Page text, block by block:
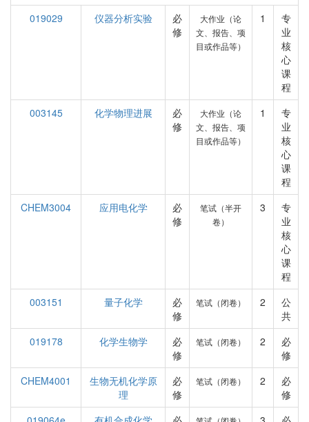
019029 仪器分析实验
必
修
大作业（论
文、报告、项
目或作品等）
1
专
业
核
心
课
程
003145
化学物理进展
必
修
大作业（论
文、报告、项
目或作品等）
1
专
业
核
心
课
程
CHEM3004
应用电化学
必
修
笔试（半开
卷）
3
专
业
核
心
课
程
003151
量子化学
必
修
笔试（闭卷） 2
公
共
019178
化学生物学
必
修
笔试（闭卷） 2
必
修
CHEM4001
生物无机化学原
理
必
修
笔试（闭卷） 2
必
修